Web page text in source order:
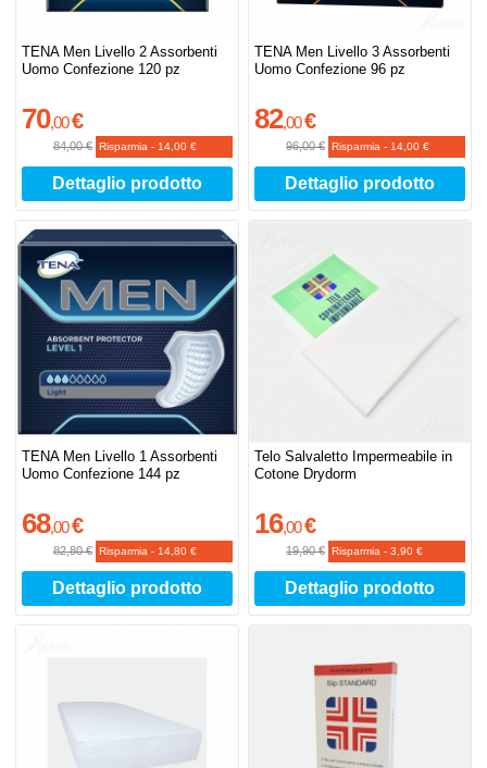
TENA Men Livello 2 Assorbenti
Uomo Confezione 120 pz
70,00€
84,00 € Risparmia -14,00 €
Dettaglio prodotto
TENA Men Livello 3 Assorbenti
Uomo Confezione 96 pz
82,00€
96,00 € Risparmia -14,00 €
Dettaglio prodotto
TENA Men Livello 1 Assorbenti
Uomo Confezione 144 pz
68,00€
82,80 € Risparmia -14,80 €
Dettaglio prodotto
Telo Salvaletto Impermeabile in
Cotone Drydorm
16,00€
19,90 € Risparmia -3,90 €
Dettaglio prodotto